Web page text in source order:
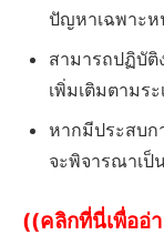
ปัญหาเฉพาะห
สามารถปฏิบัติ
เพิ่มเติมตามร
หากมีประสบ
จะพิจารณาเป็
((คลิกที่นี่เพื่ออ่